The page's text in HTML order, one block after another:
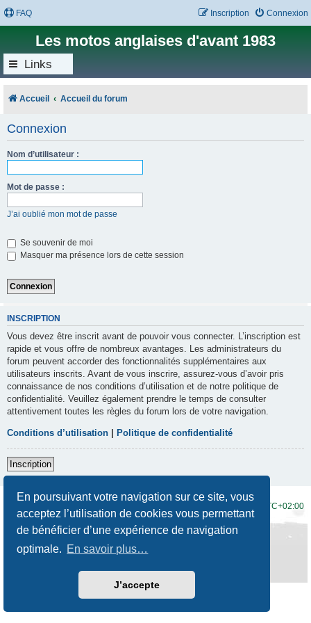
En poursuivant votre navigation sur ce site, vous
acceptez l’utilisation de cookies vous permettant
de bénéficier d’une expérience de navigation
optimale. En savoir plus…
J’accepte
FAQ Connexion
Inscription
Les motos anglaises d'avant 1983
Links
Accueil Accueil du forum
Connexion
Nom d’utilisateur :
Mot de passe :
J’ai oublié mon mot de passe
Se souvenir de moi
Masquer ma présence lors de cette session
INSCRIPTION
Vous devez être inscrit avant de pouvoir vous connecter. L’inscription est
rapide et vous offre de nombreux avantages. Les administrateurs du
forum peuvent accorder des fonctionnalités supplémentaires aux
utilisateurs inscrits. Avant de vous inscrire, assurez-vous d’avoir pris
connaissance de nos conditions d’utilisation et de notre politique de
confidentialité. Veuillez également prendre le temps de consulter
attentivement toutes les règles du forum lors de votre navigation.
Conditions d’utilisation Politique de confidentialité
Inscription
UTC+02:00
Développé par phpBB® Forum Software © phpBB Limited
Traduction française officielle
Prosilver New Edition
Confidentialité|Conditions